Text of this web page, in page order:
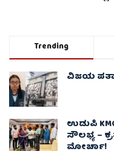
Trending
ವಿಜಯ
ಉಡುಪಿ
ಸೌಲಭ್ಯ –
ಮೋರ್ಚಾ!